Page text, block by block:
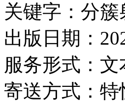
关键字：分簇
出版日期：
服务形式：文
寄送方式：